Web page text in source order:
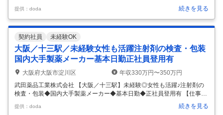
県光市】注射剤製造担当者 ※国内最大手企業で活躍／豊富なキャリアパ
ス／借上社宅制度あり 【具体的な仕事内容】 日本最大手の製薬メーカー
である同社にて、注射剤の製造担当者を募集いたします／豊富なキャリ
アパスで長期就業可能 ■業務内容： ・注射剤製造作業／継続的な工程改
善 ・適切なSOP整備と教育活動 ・製造工程や設備のバリデーション／
クオリフィケーション ・当局の査察の対応 ※新設備、新プロセスの設計
と立ち上げやデジタル技術など新技術を用いた工程最適化の推進にも
提供：doda 続きを見る
契約社員 未経験OK
大阪／十三駅／未経験女性も活躍注射剤の検査・包装
国内大手製薬メーカー基本日勤正社員登用有
大阪府大阪市淀川区
年収330万円〜350万円
武田薬品工業株式会社 【大阪／十三駅】未経験◎女性も活躍♪注射剤の
検査・包装◆国内大手製薬メーカー◆基本日勤◆正社員登用有 【仕事内
容】 【大阪／十三駅】未経験◎女性も活躍♪注射剤の検査・包装◆国内
大手製薬メーカー◆基本日勤◆正社員登用有 【具体的な仕事内容】 未経
提供：doda 続きを見る